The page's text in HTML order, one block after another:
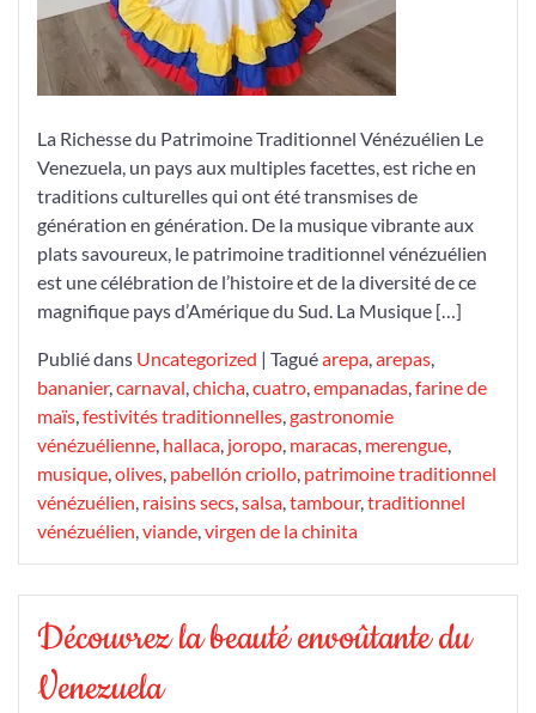
La Richesse du Patrimoine Traditionnel Vénézuélien Le
Venezuela, un pays aux multiples facettes, est riche en
traditions culturelles qui ont été transmises de
génération en génération. De la musique vibrante aux
plats savoureux, le patrimoine traditionnel vénézuélien
est une célébration de l’histoire et de la diversité de ce
magnifique pays d’Amérique du Sud. La Musique […]
Publié dans Uncategorized | Taguéarepa,arepas,
bananier,carnaval,chicha,cuatro,empanadas,farine de
maïs,festivités traditionnelles,gastronomie
vénézuélienne, hallaca, joropo, maracas, merengue,
musique,olives, pabellón criollo, patrimoine traditionnel
vénézuélien, raisins secs,salsa,tambour,traditionnel
vénézuélien,viande,virgen de la chinita
Découvrez la beauté envoûtante du
Venezuela